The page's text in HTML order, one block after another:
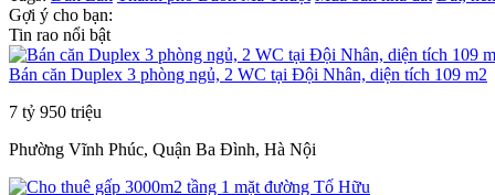
Gợi ý cho bạn:
Tin rao nổi bật
Bán căn Duplex 3 phòng ngủ, 2 WC tại Đội Nhân, diện tích 109 m2
7 tỷ 950 triệu
Phường Vĩnh Phúc, Quận Ba Đình, Hà Nội